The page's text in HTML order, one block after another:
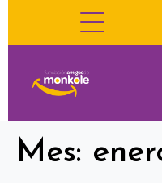
Mes: